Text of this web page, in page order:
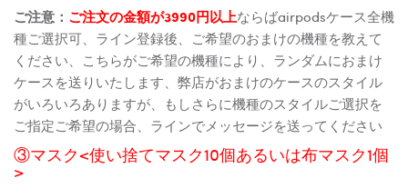
ご注意： ご注文の金額が3990円以上ならばairpodsケース全機
種ご選択可、ライン登録後、ご希望のおまけの機種を教えて
ください、こちらがご希望の機種により、ランダムにおまけ
ケースを送りいたします、弊店がおまけのケースのスタイル
がいろいろありますが、もしさらに機種のスタイルご選択を
ご指定ご希望の場合、ラインでメッセージを送ってください
③マスク<使い捨てマスク10個あるいは布マスク1個
>